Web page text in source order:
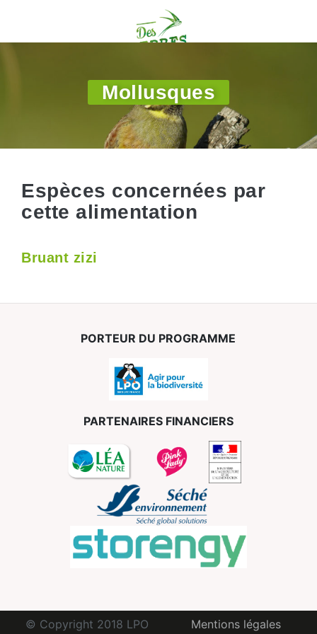
Mollusques
Espèces concernées par
cette alimentation
Bruant zizi
PORTEUR DU PROGRAMME
PARTENAIRES FINANCIERS
© Copyright 2018 LPO Mentions légales